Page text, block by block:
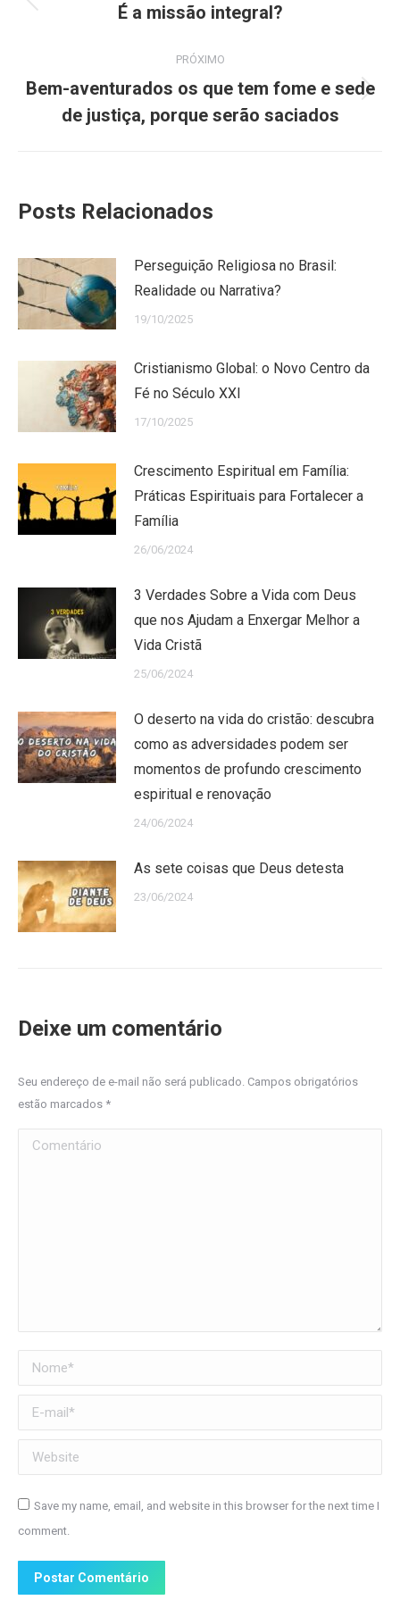
de
Post
É a missão integral?
PRÓXIMO
Próximo
post:
Bem-aventurados os que tem fome e sede
de justiça, porque serão saciados
Posts Relacionados
Perseguição Religiosa no Brasil:
Realidade ou Narrativa?
19/10/2025
Cristianismo Global: o Novo Centro da
Fé no Século XXI
17/10/2025
Crescimento Espiritual em Família:
Práticas Espirituais para Fortalecer a
Família
26/06/2024
3 Verdades Sobre a Vida com Deus
que nos Ajudam a Enxergar Melhor a
Vida Cristã
25/06/2024
O deserto na vida do cristão: descubra
como as adversidades podem ser
momentos de profundo crescimento
espiritual e renovação
24/06/2024
As sete coisas que Deus detesta
23/06/2024
Deixe um comentário
Seu endereço de e-mail não será publicado. Campos obrigatórios
estão marcados *
Comentário
Nome *
E-mail *
Website
Save my name, email, and website in this browser for the next time I
comment.
Postar Comentário